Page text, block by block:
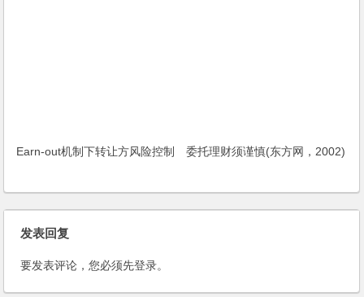
Earn-out机制下转让方风险控制 委托理财须谨慎(东方网，2002)
发表回复
要发表评论，您必须先登录